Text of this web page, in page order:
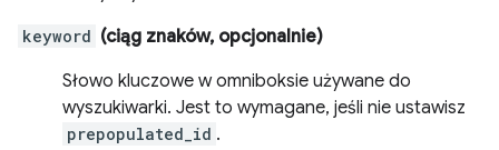
keyword (ciąg znaków, opcjonalnie)
Słowo kluczowe w omniboksie używane do
wyszukiwarki. Jest to wymagane, jeśli nie ustawisz
prepopulated_id .